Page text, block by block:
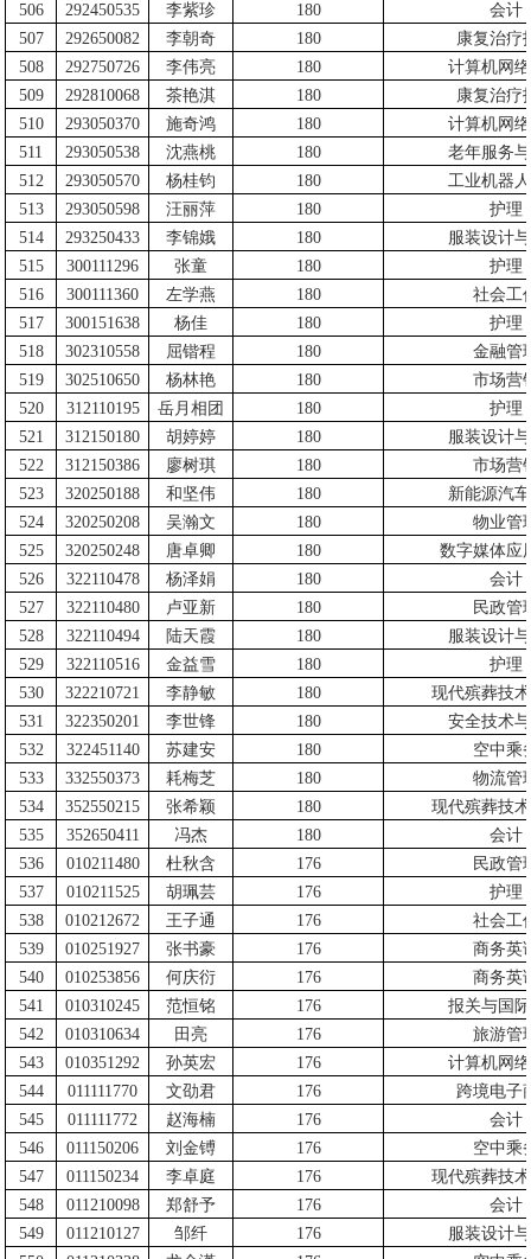
506
292450535 李紫珍 180
会计
507
292650082 李朝奇 180
康复治疗
508
292750726 李伟亮 180
计算机网
509
292810068 茶艳淇 180
康复治疗
510
293050370 施奇鸿 180
计算机网
511
293050538 沈燕桃 180
老年服务
512
293050570 杨桂钧 180
工业机器
513
293050598 汪丽萍 180
护理
514
293250433 李锦娥 180
服装设计
515
300111296 张童 180
护理
516
300111360 左学燕 180
社会工
517
300151638 杨佳 180
护理
518
302310558 屈锴程 180
金融管
519
302510650 杨林艳 180
市场营
520
312110195 岳月相团 180
护理
521
312150180 胡婷婷 180
服装设计
522
312150386 廖树琪 180
市场营
523
320250188 和坚伟 180
新能源汽
524
320250208 吴瀚文 180
物业管
525
320250248 唐卓卿 180
数字媒体应
526
322110478 杨泽娟 180
会计
527
322110480 卢亚新 180
民政管
528
322110494 陆天霞 180
服装设计
529
322110516 金益雪 180
护理
530
322210721 李静敏 180
现代殡葬技
531
322350201 李世锋 180
安全技术
532
322451140 苏建安 180
空中乘
533
332550373 耗梅芝 180
物流管
534
352550215 张希颖 180
现代殡葬技
535
352650411 冯杰 180
会计
536
010211480 杜秋含 176
民政管
537
010211525 胡珮芸 176
护理
538
010212672 王子通 176
社会工
539
010251927 张书豪 176
商务英
540
010253856 何庆衍 176
商务英
541
010310245 范恒铭 176
报关与国
542
010310634 田亮 176
旅游管
543
010351292 孙英宏 176
计算机网
544
011111770 文劭君 176
跨境电子
545
011111772 赵海楠 176
会计
546
011150206 刘金镈 176
空中乘
547
011150234 李卓庭 176
现代殡葬技
548
011210098 郑舒予 176
会计
549
011210127 邹纤 176
服装设计